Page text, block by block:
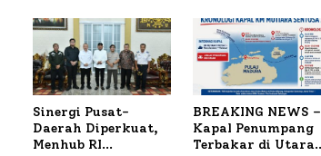
1.024 Peserta
Terdaftar
Doa untuk Korban
Kapal Terbakar
Sinergi Pusat-
Daerah Diperkuat,
Menhub RI
BREAKING NEWS –
Kapal Penumpang
Terbakar di Utara